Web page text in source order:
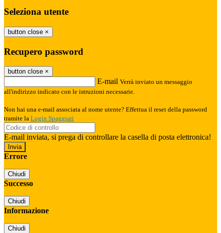
Seleziona utente
button close ×
Recupero password
button close ×
E-mail Verrà inviato un messaggio
all'indirizzo indicato con le istruzioni necessarie.
Non hai una e-mail associata al nome utente? Effettua il reset della password
tramite la Login Spaggiari
E-mail inviata, si prega di controllare la casella di posta elettronica!
Errore
Chiudi
Successo
Chiudi
Informazione
Chiudi